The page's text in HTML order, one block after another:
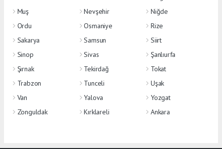
Muş
Nevşehir
Niğde
Ordu
Osmaniye
Rize
Sakarya
Samsun
Siirt
Sinop
Sivas
Şanlıurfa
Şırnak
Tekirdağ
Tokat
Trabzon
Tunceli
Uşak
Van
Yalova
Yozgat
Zonguldak
Kırklareli Ankara